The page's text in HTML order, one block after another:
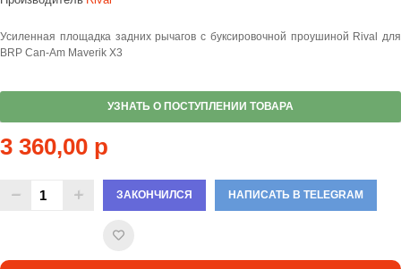
Усиленная площадка задних рычагов с буксировочной проушиной Rival для
BRP Can-Am Maverik X3
УЗНАТЬ О ПОСТУПЛЕНИИ ТОВАРА
3 360,00 р
ЗАКОНЧИЛСЯ НАПИСАТЬ В TELEGRAM